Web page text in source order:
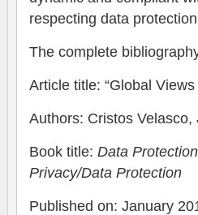
respecting data
The complete
Article title: “Global
Authors: Cristos
Book title: Data
Privacy/Data Protection
Published on: January